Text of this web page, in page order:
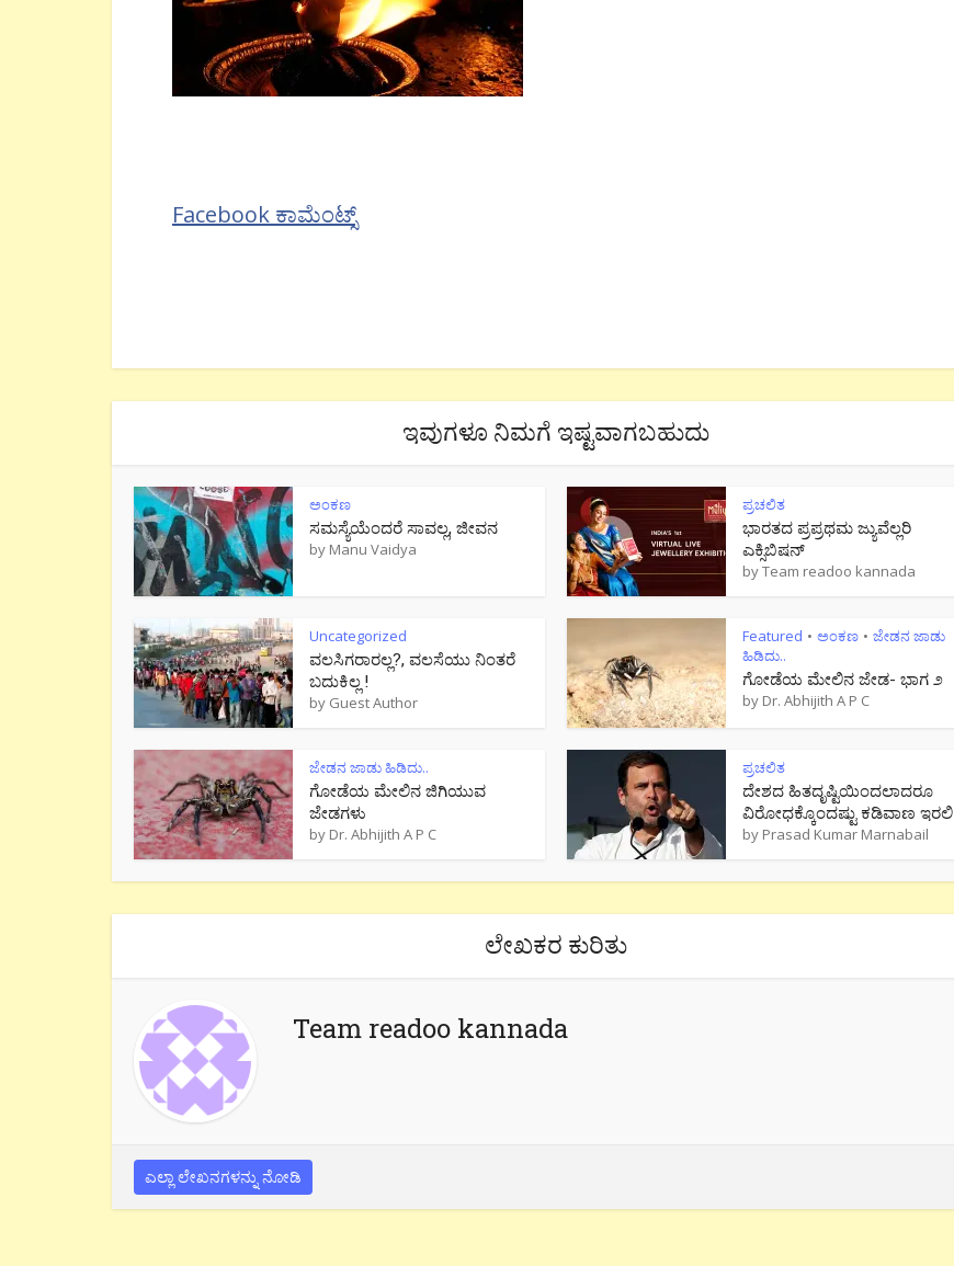
Facebook ಕಾಮೆಂಟ್ಸ್
ಇವುಗಳೂ ನಿಮಗೆ ಇಷ್ಟವಾಗಬಹುದು
ಅಂಕಣ
ಸಮಸ್ಯೆಯೆಂದರೆ ಸಾವಲ್ಲ, ಜೀವನ
by Manu Vaidya
ಪ್ರಚಲಿತ
ಭಾರತದ ಪ್ರಪ್ರಥಮ ಜ್ಯುವೆಲ್ಲರಿ
ಎಕ್ಸಿಬಿಷನ್
byTeam readoo kannada
Uncategorized
ವಲಸಿಗರಾರಲ್ಲ?, ವಲಸೆಯು ನಿಂತರೆ
ಬದುಕಿಲ್ಲ !
by Guest Author
Featured • ಅಂಕಣ • ಜೇಡನ ಜಾಡು
ಹಿಡಿದು..
ಗೋಡೆಯ ಮೇಲಿನ ಜೇಡ- ಭಾಗ ೨
by Dr. Abhijith A P C
ಜೇಡನ ಜಾಡು ಹಿಡಿದು..
ಗೋಡೆಯ ಮೇಲಿನ ಜಿಗಿಯುವ
ಜೇಡಗಳು
by Dr. Abhijith A P C
ಪ್ರಚಲಿತ
ದೇಶದ ಹಿತದೃಷ್ಟಿಯಿಂದಲಾದರೂ
ವಿರೋಧಕ್ಕೊಂದಷ್ಟು ಕಡಿವಾಣ ಇರಲಿ
by Prasad Kumar Marnabail
ಲೇಖಕರ ಕುರಿತು
Team readoo kannada
ಎಲ್ಲಾ ಲೇಖನಗಳನ್ನು ನೋಡಿ